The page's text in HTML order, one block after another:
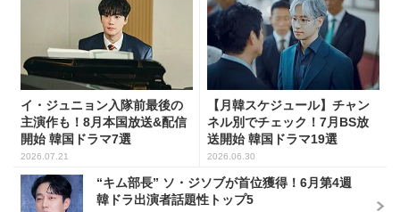
イ・ジュニョン入隊前最後の
主演作も！8月本国放送&配信
開始 韓国ドラマ7選
2026.07.21
【月韓スケジュール】チャン
ネル別でチェック！7月BS放
送開始 韓国ドラマ19選
2026.06.30
“キム部長” ソ・ジソブが首位獲得！6月第4週
韓ドラ出演者話題性トップ5